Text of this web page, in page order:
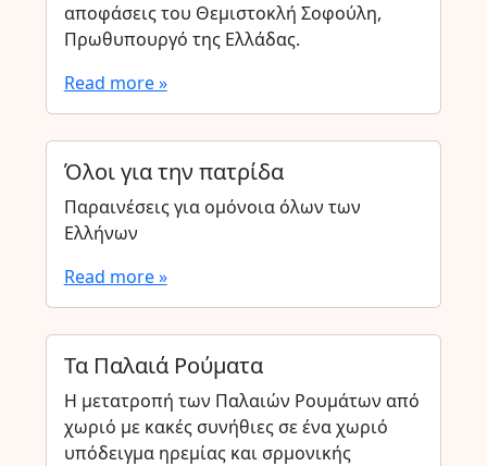
αποφάσεις του Θεμιστοκλή Σοφούλη,
Πρωθυπουργό της Ελλάδας.
Read more »
Όλοι για την πατρίδα
Παραινέσεις για ομόνοια όλων των
Ελλήνων
Read more »
Τα Παλαιά Ρούματα
Η μετατροπή των Παλαιών Ρουμάτων από
χωριό με κακές συνήθιες σε ένα χωριό
υπόδειγμα ηρεμίας και σρμονικής